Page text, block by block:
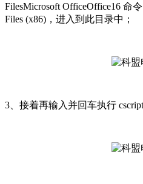
FilesMicrosoft OfficeOffice16 命
Files (x86)，进入到此目录中；
3、接着再输入并回车执行 cscript